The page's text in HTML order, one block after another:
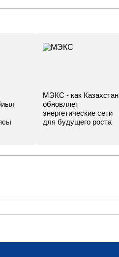
МЭКС - как Казахстан
обновляет
энергетические сети
для будущего роста